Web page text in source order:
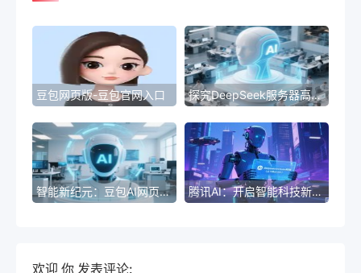
豆包网页版-豆包官网入口 探究DeepSeek服务器高负载的原因
智能新纪元：豆包AI网页版引领未来 腾讯AI：开启智能科技新纪元
欢迎 你 发表评论: